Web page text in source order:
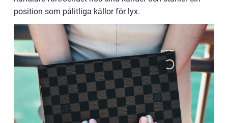
position som pålitliga källor för lyx.